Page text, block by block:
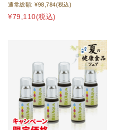
通常総額: ¥98,784(税込)
¥79,110(税込)